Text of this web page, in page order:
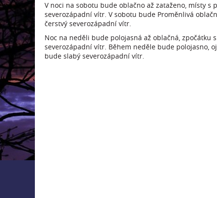
V noci na sobotu bude oblačno až zataženo, místy s
severozápadní vítr. V sobotu bude Proměnlivá
čerstvý severozápadní vítr.
Noc na neděli bude polojasná až oblačná, zpočátku
severozápadní vítr. Během neděle bude polojasno,
bude slabý severozápadní vítr.